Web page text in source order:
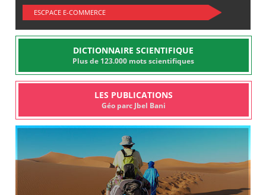
ESCPACE E-COMMERCE
DICTIONNAIRE SCIENTIFIQUE
Plus de 123.000 mots scientifiques
LES PUBLICATIONS
Géo parc Jbel Bani